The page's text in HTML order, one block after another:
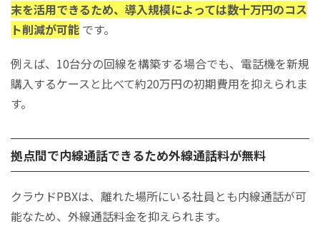
末を活用できるため、導入規模によっては数十万円のコス
ト削減が可能 です。
例えば、10台分の回線を構築する場合でも、電話機を新規
購入するケースと比べて約20万円の初期費用を抑えられま
す。
拠点間で内線通話できるため外線通話料が無料
クラウドPBXは、離れた場所にいる社員とも内線通話が可
能なため、外線通話料金を抑えられます。